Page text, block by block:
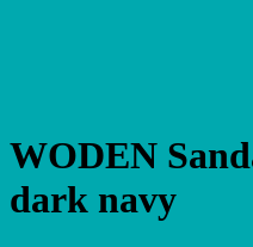
WODEN
dark navy